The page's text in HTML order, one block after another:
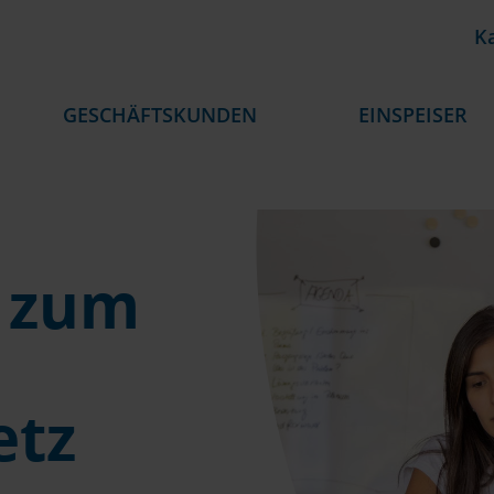
GESCHÄFTSKUNDEN EINSPEISER